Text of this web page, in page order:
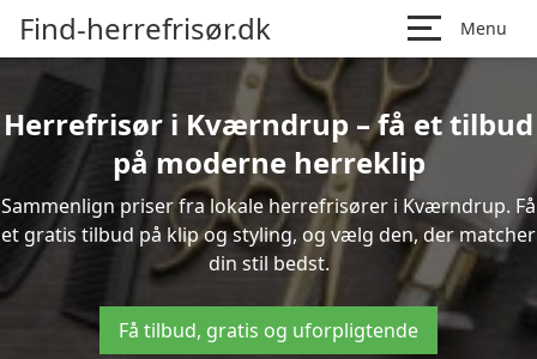
Find-herrefrisør.dk Menu
Herrefrisør i Kværndrup – få et tilbud
på moderne herreklip
Sammenlign priser fra lokale herrefrisører i Kværndrup. Få
et gratis tilbud på klip og styling, og vælg den, der matcher
din stil bedst.
Få tilbud, gratis og uforpligtende